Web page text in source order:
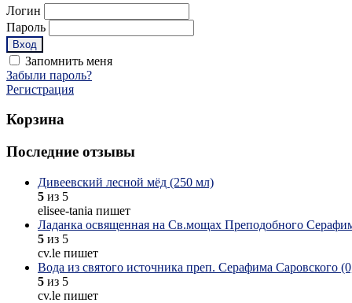
Логин
Пароль
Запомнить меня
Забыли пароль?
Регистрация
Корзина
Последние отзывы
Дивеевский лесной мёд (250 мл)
5 из 5
elisee-tania пишет
Ладанка освященная на Св.мощах Преподобного
5 из 5
cv.le пишет
Вода из святого источника преп. Серафима Саровского
5 из 5
cv.le пишет